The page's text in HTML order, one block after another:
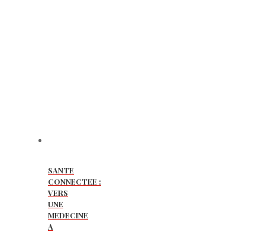
SANTE
CONNECTEE :
VERS
UNE
MEDECINE
A